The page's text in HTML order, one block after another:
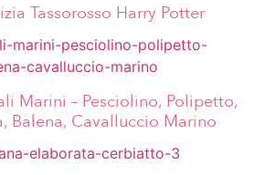
Tassorosso Harry Potter
Marini – Pesciolino, Polipetto,
Balena, Cavalluccio Marino